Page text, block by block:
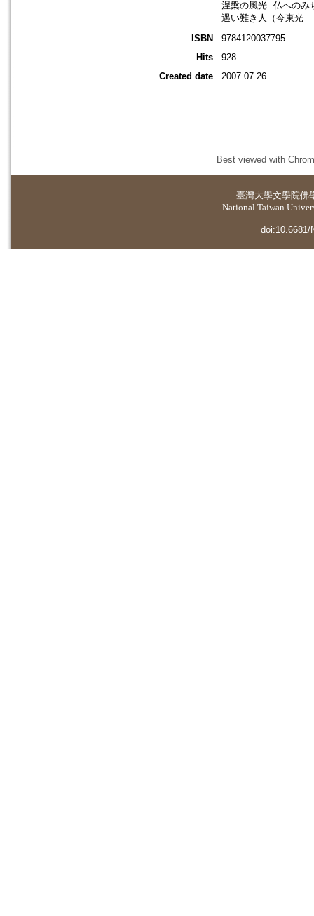
涅槃の風光─仏へのみ
遇い難き人（今東光
ISBN
9784120037795
Hits
928
Created date
2007.07.26
Best viewed with
臺灣大學文學院佛
National Taiwan
doi:10.6681/